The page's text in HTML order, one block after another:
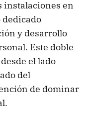
instalaciones en
y desarrollo
Este doble
el lado
del
de dominar